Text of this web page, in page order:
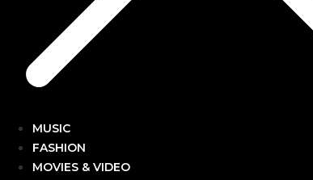
MUSIC
FASHION
MOVIES & VIDEO